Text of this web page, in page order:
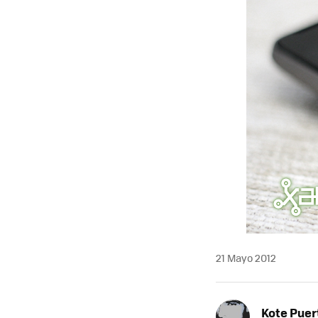
21 Mayo 2012
Kote